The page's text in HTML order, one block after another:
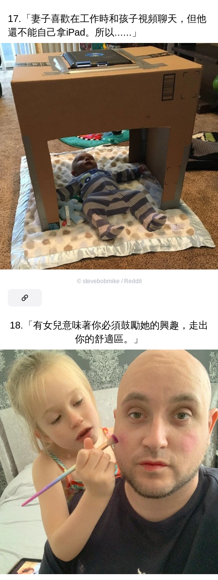
17.「妻子喜歡在工作時和孩子視頻聊天，但他
還不能自己拿iPad。所以......」
© stevebobmike / Reddit
18.「有女兒意味著你必須鼓勵她的興趣，走出
你的舒適區。」